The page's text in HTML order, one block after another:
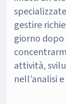
gestire
giorno
attività,
nell’analisi